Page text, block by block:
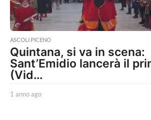
ASCOLI PICENO
Quintana, si va in scena:
Sant’Emidio lancerà il
(Vid…
1 anno ago